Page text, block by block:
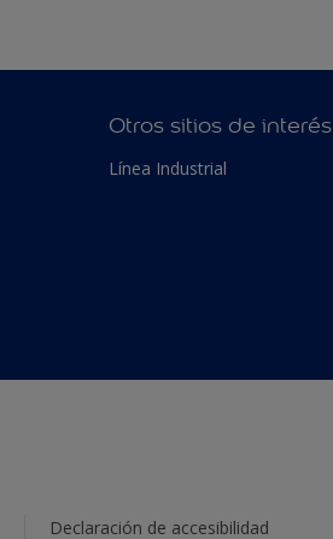
Otros sitios de interés
Línea Industrial
Declaración de accesibilidad